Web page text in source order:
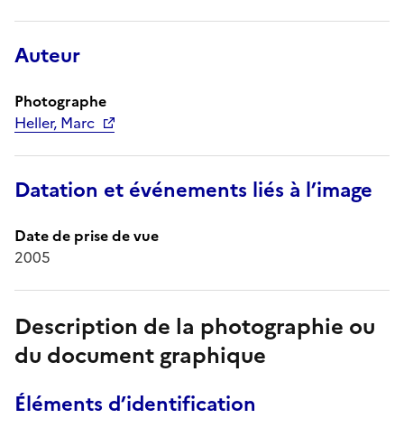
Auteur
Photographe
Heller, Marc
Datation et événements liés à l’image
Date de prise de vue
2005
Description de la photographie ou
du document graphique
Éléments d’identification